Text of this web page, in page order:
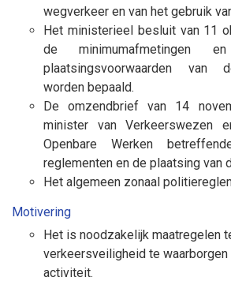
wegverkeer en van het gebruik
Het ministerieel besluit van 11
de minimumafmetingen
plaatsingsvoorwaarden van
worden bepaald.
De omzendbrief van 14
minister van Verkeerswezen
Openbare Werken
reglementen en de plaatsing van
Het algemeen zonaal
Motivering
Het is noodzakelijk maatregelen
verkeersveiligheid te
activiteit.